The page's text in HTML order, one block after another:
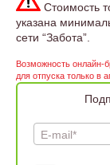
Стоимость
указана
сети “Забота”.
Возможность онлайн-
для отпуска только в
E-mail*